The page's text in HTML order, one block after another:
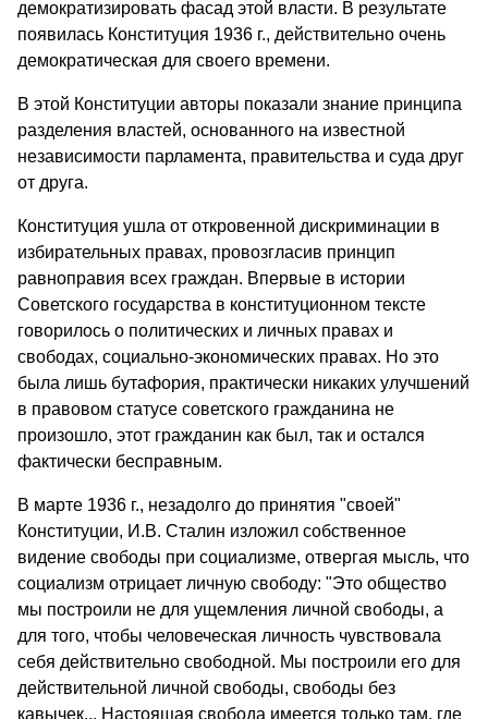
демократизировать фасад этой власти. В результате
появилась Конституция 1936 г., действительно очень
демократическая для своего времени.
В этой Конституции авторы показали знание принципа
разде­ления властей, основанного на известной
независимости парламента, правительства и суда друг
от друга.
Конституция ушла от откровенной дискриминации в
избиратель­ных правах, провозгласив принцип
равноправия всех граждан. Впер­вые в истории
Советского государства в конституционном тексте
говорилось о политических и личных правах и
свободах, социально-экономических правах. Но это
была лишь бутафория, практически никаких улучшений
в правовом статусе советского гражданина не
произошло, этот гражданин как был, так и остался
фактически бесправным.
В марте 1936 г., незадолго до принятия "своей"
Конституции, И.В. Сталин изложил собственное
видение свободы при социализме, отвергая мысль, что
социализм отрицает личную свободу: "Это общество
мы построили не для ущемления личной свободы, а
для того, чтобы человеческая личность чувствовала
себя действительно свободной. Мы построили его для
действительной личной свободы, свободы без
кавычек... Настоящая свобода имеется только там, где